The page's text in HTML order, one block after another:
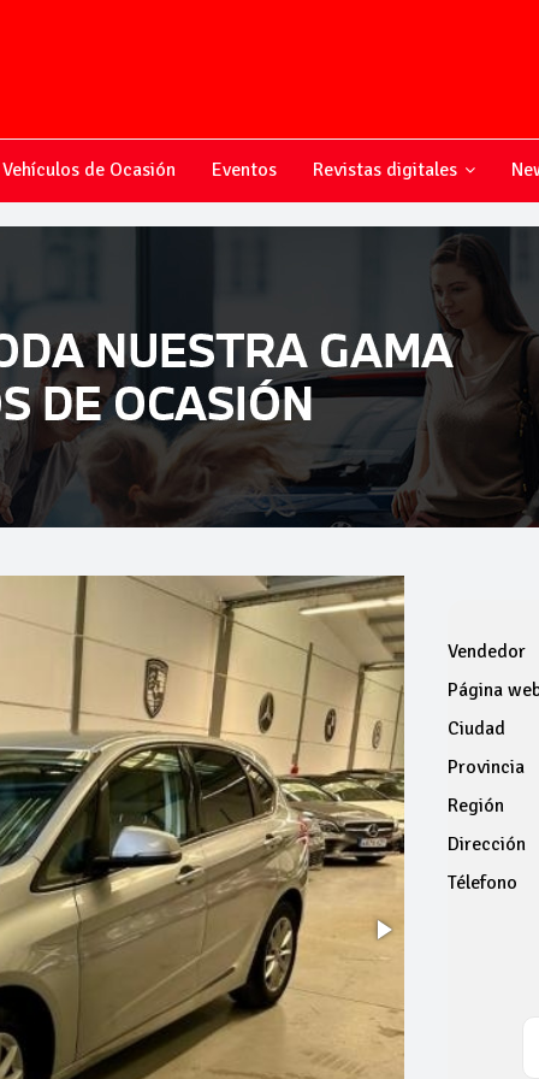
Vehículos de Ocasión Eventos Revistas digitales
Vendedor
Página
Ciudad
Provincia
Región
Dirección
Télefono